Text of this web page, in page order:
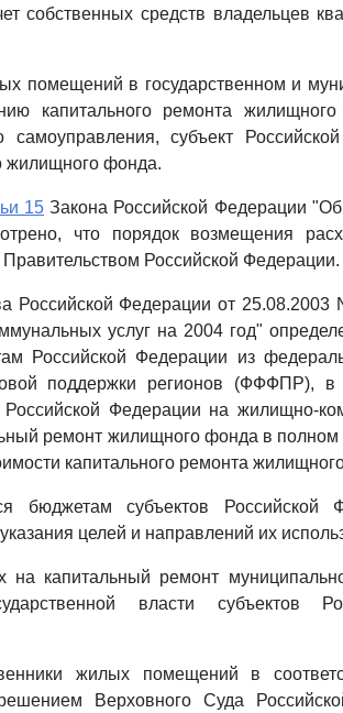
собственных средств владельцев
помещений в государственном и
капитального ремонта
самоуправления, субъект
жилищного фонда.
15 Закона Российской Федерации
что порядок возмещения
Российской Федерации.
Российской Федерации от
услуг на 2004 год"
Российской Федерации из
поддержки регионов (ФФФПР), в
Федерации на жилищно-
ремонт жилищного фонда в полном
капитального ремонта
бюджетам субъектов Российской
целей и направлений их
на капитальный ремонт
власти субъектов
жилых помещений в
Верховного Суда